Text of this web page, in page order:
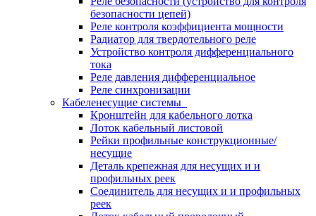
безопасности цепей)
Реле контроля коэффициента мощности
Радиатор для твердотельного реле
Устройство контроля дифференциального
тока
Реле давления дифференциальное
Реле синхронизации
Кабеленесущие системы
Кронштейн для кабельного лотка
Лоток кабельный листовой
Рейки профильные конструкционные/
несущие
Деталь крепежная для несущих и и
профильных реек
Соединитель для несущих и и профильных
реек